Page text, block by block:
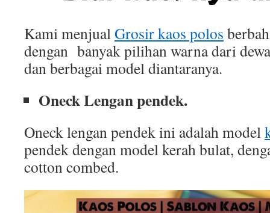
Kami menjualGrosir kaos polos
dengan banyak pilihan warna dari
dan berbagai model diantaranya.
Oneck Lengan pendek.
Oneck lengan pendek ini adalah model
pendek dengan model kerah bulat,
cotton combed.